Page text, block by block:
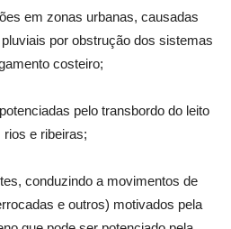
em zonas urbanas, causadas
por obstrução dos sistemas
costeiro;
pelo transbordo do leito
e ribeiras;
conduzindo a movimentos de
e outros) motivados pela